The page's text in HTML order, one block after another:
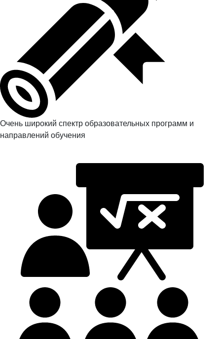
Очень широкий спектр образовательных программ и
направлений обучения